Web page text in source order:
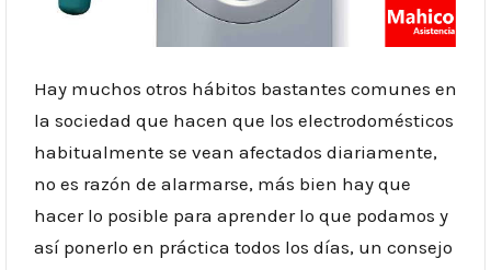
Hay muchos otros hábitos bastantes comunes en
la sociedad que hacen que los electrodomésticos
habitualmente se vean afectados diariamente,
no es razón de alarmarse, más bien hay que
hacer lo posible para aprender lo que podamos y
así ponerlo en práctica todos los días, un consejo